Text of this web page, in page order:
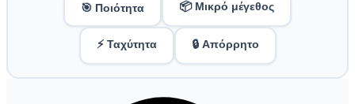
🎯 Ποιότητα 📦 Μικρό μέγεθος
⚡ Ταχύτητα 🔒 Απόρρητο